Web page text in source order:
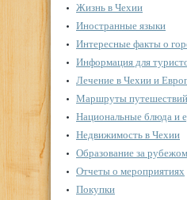
Жизнь в Чехии
Иностранные языки
Интересные факты о
Информация для
Лечение в Чехии и
Маршруты путешествий
Национальные блюда и
Недвижимость в Чехии
Образование за рубежом
Отчеты о мероприятиях
Покупки